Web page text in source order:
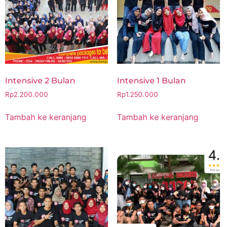
Intensive 2 Bulan
Rp2.200.000
Tambah ke keranjang
Intensive 1 Bulan
Rp1.250.000
Tambah ke keranjang